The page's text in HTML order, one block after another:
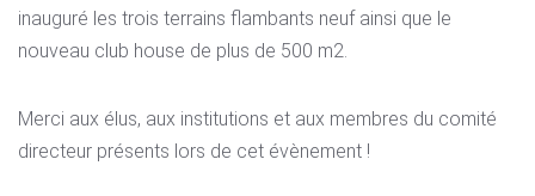
inauguré les trois terrains flambants neuf ainsi que le
nouveau club house de plus de 500 m2.
Merci aux élus, aux institutions et aux membres du comité
directeur présents lors de cet évènement !